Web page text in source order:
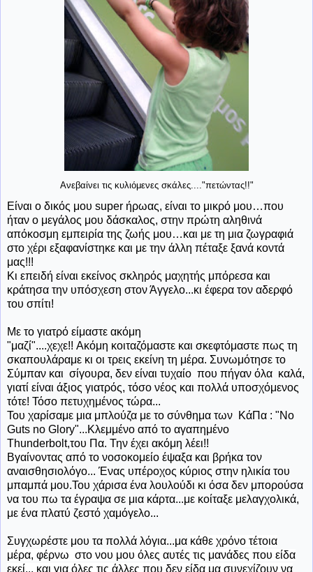
Ανεβαίνει τις κυλιόμενες σκάλες...."πετώντας!!"
Είναι ο δικός μου super ήρωας, είναι το μικρό μου…που
ήταν ο μεγάλος μου δάσκαλος, στην πρώτη αληθινά
απόκοσμη εμπειρία της ζωής μου…και με τη μια ζωγραφιά
στο χέρι εξαφανίστηκε και με την άλλη πέταξε ξανά κοντά
μας!!!
Κι επειδή είναι εκείνος σκληρός μαχητής μπόρεσα και
κράτησα την υπόσχεση στον Άγγελο...κι έφερα τον αδερφό
του σπίτι!
Με το γιατρό είμαστε ακόμη
"μαζί"....χεχε!! Ακόμη κοιταζόμαστε και σκεφτόμαστε πως τη
σκαπουλάραμε κι οι τρεις εκείνη τη μέρα. Συνωμότησε το
Σύμπαν και σίγουρα, δεν είναι τυχαίο που πήγαν όλα καλά,
γιατί είναι άξιος γιατρός, τόσο νέος και πολλά υποσχόμενος
τότε! Τόσο πετυχημένος τώρα...
Του χαρίσαμε μια μπλούζα με το σύνθημα των ΚάΠα : "No
Guts no Glory"...Κλεμμένο από το αγαπημένο
Thunderbolt,του Πα. Την έχει ακόμη λέει!!
Βγαίνοντας από το νοσοκομείο έψαξα και βρήκα τον
αναισθησιολόγο... Ένας υπέροχος κύριος στην ηλικία του
μπαμπά μου.Του χάρισα ένα λουλούδι κι όσα δεν μπορούσα
να του πω τα έγραψα σε μια κάρτα...με κοίταξε μελαγχολικά,
με ένα πλατύ ζεστό χαμόγελο...
Συγχωρέστε μου τα πολλά λόγια...μα κάθε χρόνο τέτοια
μέρα, φέρνω στο νου μου όλες αυτές τις μανάδες που είδα
εκεί... και για όλες τις άλλες που δεν είδα μα συνεχίζουν να